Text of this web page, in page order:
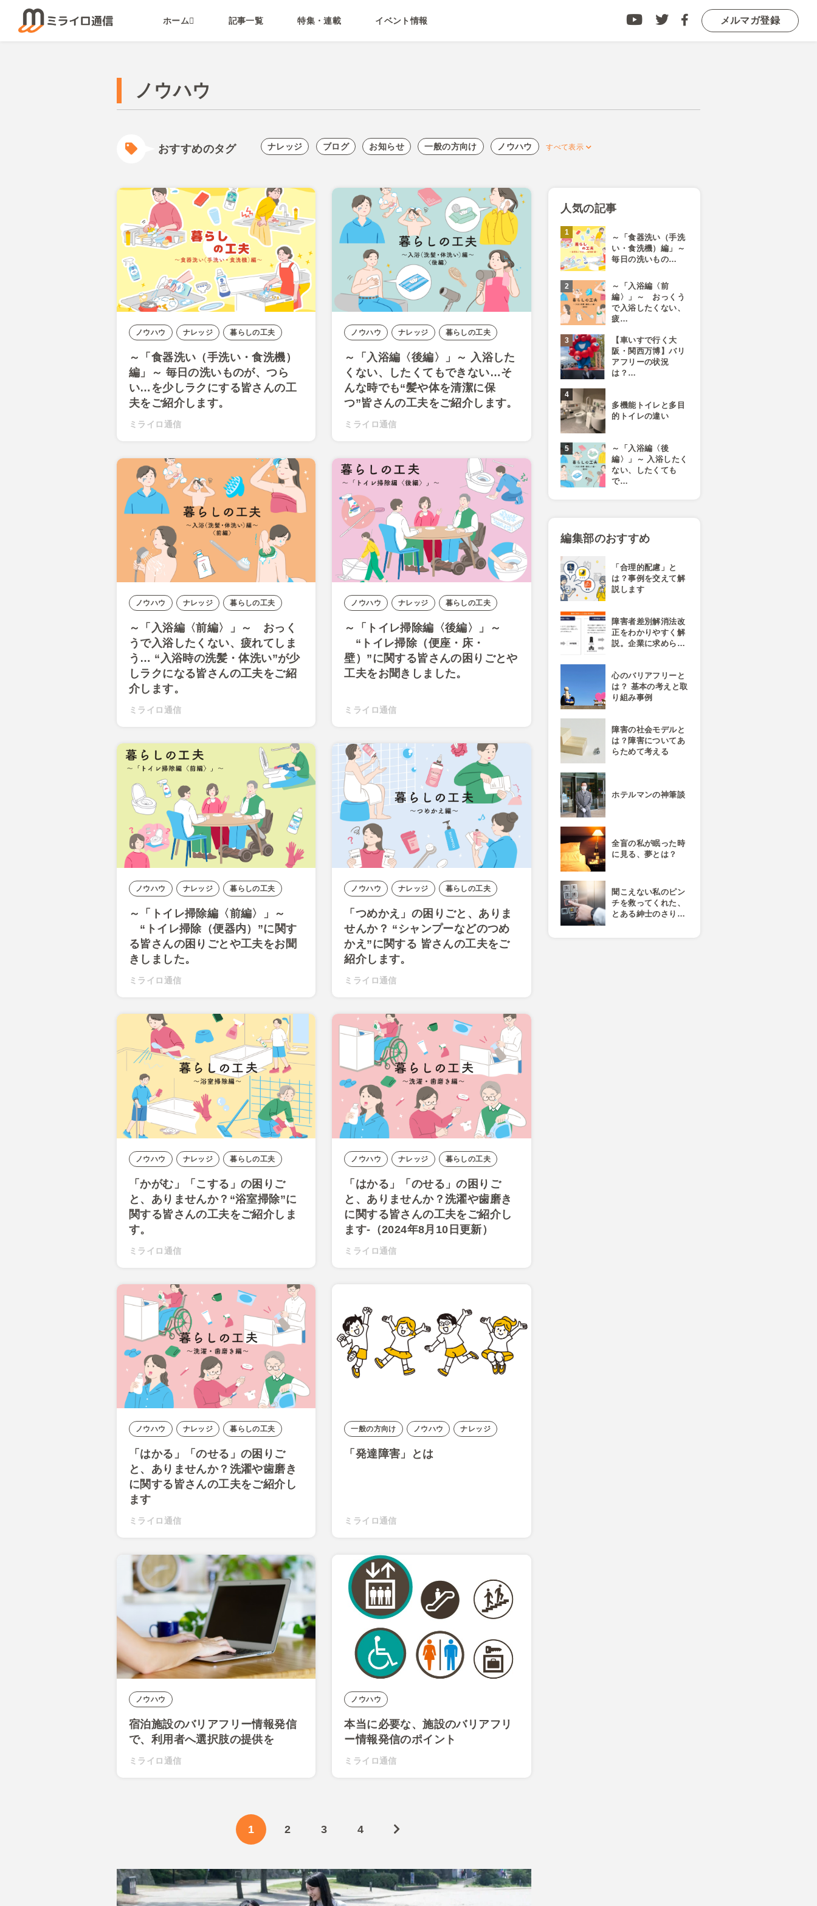
ホーム 記事一覧 特集・連載 イベント情報 メルマガ登録
ノウハウ
おすすめのタグ ナレッジ ブログ お知らせ 一般の方向け ノウハウ
ノウハウ ナレッジ 暮らしの工夫
～「食器洗い（手洗い・食洗機）
編」～ 毎日の洗いものが、つら
い…を少しラクにする皆さんの工
夫をご紹介します。
ミライロ通信
ノウハウ ナレッジ 暮らしの工夫
～「入浴編〈後編〉」～ 入浴した
くない、したくてもできない…そ
んな時でも“髪や体を清潔に保
つ”皆さんの工夫をご紹介します。
ミライロ通信
ノウハウ ナレッジ 暮らしの工夫
～「入浴編〈前編〉」～ おっく
うで入浴したくない、疲れてしま
う… “入浴時の洗髪・体洗い”が少
しラクになる皆さんの工夫をご紹
介します。
ミライロ通信
ノウハウ ナレッジ 暮らしの工夫
～「トイレ掃除編〈後編〉」～
“トイレ掃除（便座・床・
壁）”に関する皆さんの困りごとや
工夫をお聞きしました。
ミライロ通信
ノウハウ ナレッジ 暮らしの工夫
～「トイレ掃除編〈前編〉」～
“トイレ掃除（便器内）”に関す
る皆さんの困りごとや工夫をお聞
きしました。
ミライロ通信
ノウハウ ナレッジ 暮らしの工夫
「つめかえ」の困りごと、ありま
せんか？ “シャンプーなどのつめ
かえ”に関する 皆さんの工夫をご
紹介します。
ミライロ通信
ノウハウ ナレッジ 暮らしの工夫
「かがむ」「こする」の困りご
と、ありませんか？“浴室掃除”に
関する皆さんの工夫をご紹介しま
す。
ミライロ通信
ノウハウ ナレッジ 暮らしの工夫
「はかる」「のせる」の困りご
と、ありませんか？洗濯や歯磨き
に関する皆さんの工夫をご紹介し
ます-（2024年8月10日更新）
ミライロ通信
ノウハウ ナレッジ 暮らしの工夫
「はかる」「のせる」の困りご
と、ありませんか？洗濯や歯磨き
に関する皆さんの工夫をご紹介し
ます
ミライロ通信
一般の方向け ノウハウ ナレッジ
「発達障害」とは
ミライロ通信
ノウハウ
宿泊施設のバリアフリー情報発信
で、利用者へ選択肢の提供を
ミライロ通信
ノウハウ
本当に必要な、施設のバリアフリ
ー情報発信のポイント
ミライロ通信
1 2 3 4
人気の記事
～「食器洗い（手洗
い・食洗機）編」～
毎日の洗いもの…
～「入浴編〈前
編〉」～ おっくう
で入浴したくない、
疲…
【車いすで行く大
阪・関西万博】バリ
アフリーの状況
は？…
多機能トイレと多目
的トイレの違い
～「入浴編〈後
編〉」～ 入浴したく
ない、したくても
で…
編集部のおすすめ
「合理的配慮」と
は？事例を交えて解
説します
障害者差別解消法改
正をわかりやすく解
説。企業に求めら…
心のバリアフリーと
は？ 基本の考えと取
り組み事例
障害の社会モデルと
は？障害についてあ
らためて考える
ホテルマンの神筆談
全盲の私が眠った時
に見る、夢とは？
聞こえない私のピン
チを救ってくれた、
とある紳士のさり…